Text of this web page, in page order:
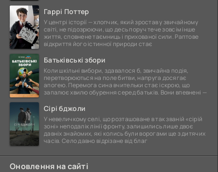
Гаррі Поттер
У центрі історії — хлопчик, який зростав у звичайному
світі, не підозрюючи, що десь поруч тече зовсім інше
життя, сповнене таємниць і прихованої сили. Раптове
відкриття його істинної природи стає
Батьківські збори
Коли шкільні вибори, здавалося б, звичайна подія,
перетворюються на поле битви, напруга досягає
апогею. Перемога сина вчительки стає іскрою, що
запалює хвилю обурення серед батьків. Вони впевнені —
Сірі бджоли
У невеличкому селі, що розташоване в так званій «сірій
зоні» неподалік лінії фронту, залишились лише двоє
давніх знайомих, які колись були ворогами ще з дитячих
часів. Село давно відрізане від благ
Оновлення на сайті